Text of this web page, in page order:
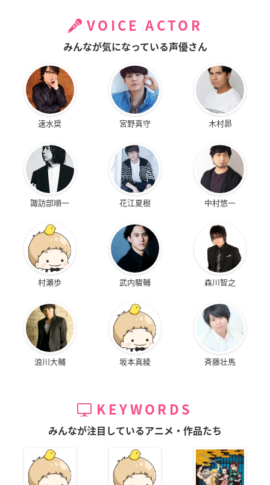
VOICE ACTOR
みんなが気になっている声優さん
速水奨 宮野真守 木村昴
諏訪部順一 花江夏樹 中村悠一
村瀬歩 武内駿輔 森川智之
浪川大輔 坂本真綾 斉藤壮馬
KEYWORDS
みんなが注目しているアニメ・作品たち